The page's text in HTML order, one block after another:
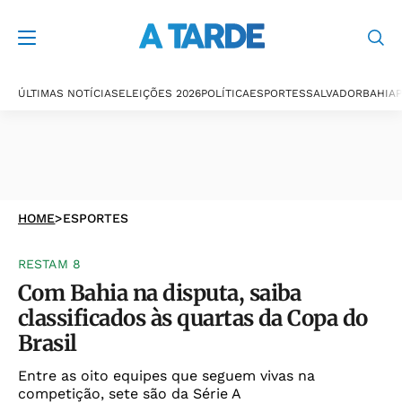
ÚLTIMAS NOTÍCIASELEIÇÕES 2026POLÍTICAESPORTESSALVADORBAHIA
HOME>ESPORTES
RESTAM 8
Com Bahia na disputa, saiba
classificados às quartas da Copa do
Brasil
Entre as oito equipes que seguem vivas na
competição, sete são da Série A